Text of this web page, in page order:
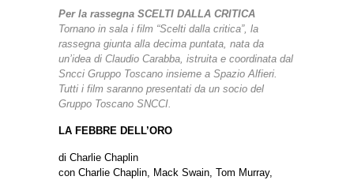
Per la rassegna SCELTI DALLA CRITICA
Tornano in sala i film “Scelti dalla critica”, la
rassegna giunta alla decima puntata, nata da
un’idea di Claudio Carabba, istruita e coordinata dal
Sncci Gruppo Toscano insieme a Spazio Alfieri.
Tutti i film saranno presentati da un socio del
Gruppo Toscano SNCCI.
LA FEBBRE DELL’ORO
di Charlie Chaplin
con Charlie Chaplin, Mack Swain, Tom Murray,